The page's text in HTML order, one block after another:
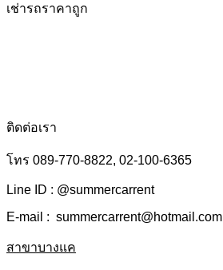
เช่ารถราคาถูก
ติดต่อเรา
โทร 089-770-8822, 02-100-6365
Line ID : @summercarrent
E-mail : summercarrent@hotmail.com
สาขาบางแค